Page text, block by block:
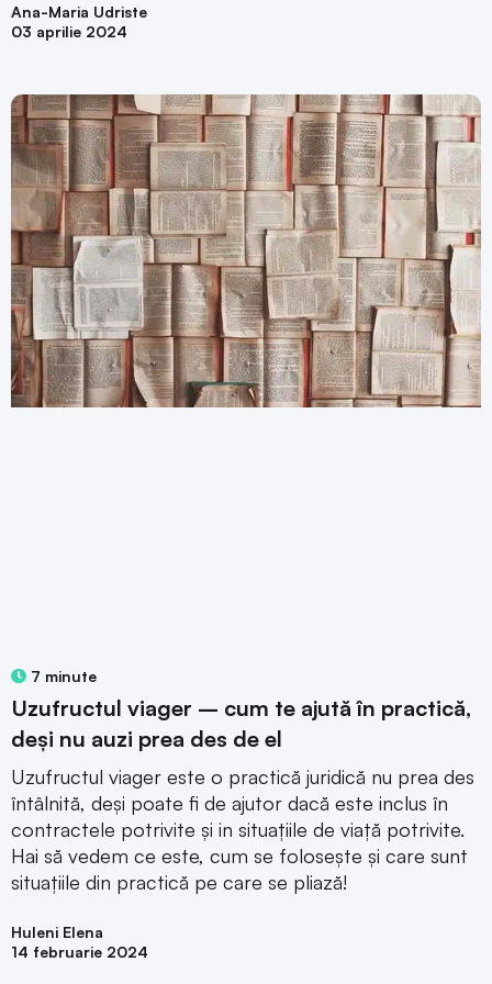
Ana-Maria Udriste
03 aprilie 2024
7 minute
Uzufructul viager – cum te ajută în practică,
deși nu auzi prea des de el
Uzufructul viager este o practică juridică nu prea des
întâlnită, deși poate fi de ajutor dacă este inclus în
contractele potrivite și in situațiile de viață potrivite.
Hai să vedem ce este, cum se folosește și care sunt
situațiile din practică pe care se pliază!
Huleni Elena
14 februarie 2024